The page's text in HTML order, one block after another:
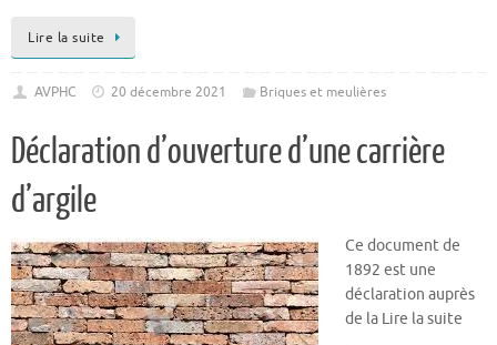
Lire la suite
AVPHC 20 décembre 2021 Briques et meulières
Déclaration d’ouverture d’une carrière
d’argile
Ce document de
1892 est une
déclaration auprès
de la Lire la suite